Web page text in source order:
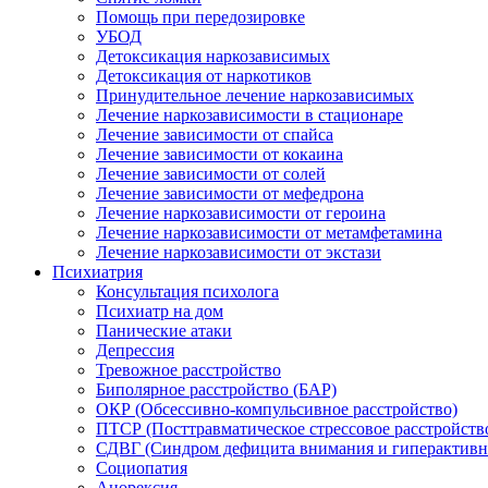
Помощь при передозировке
УБОД
Детоксикация наркозависимых
Детоксикация от наркотиков
Принудительное лечение наркозависимых
Лечение наркозависимости в стационаре
Лечение зависимости от спайса
Лечение зависимости от кокаина
Лечение зависимости от солей
Лечение зависимости от мефедрона
Лечение наркозависимости от героина
Лечение наркозависимости от метамфетамина
Лечение наркозависимости от экстази
Психиатрия
Консультация психолога
Психиатр на дом
Панические атаки
Депрессия
Тревожное расстройство
Биполярное расстройство (БАР)
ОКР (Обсессивно-компульсивное расстройство)
ПТСР (Посттравматическое стрессовое
СДВГ (Синдром дефицита внимания и
Социопатия